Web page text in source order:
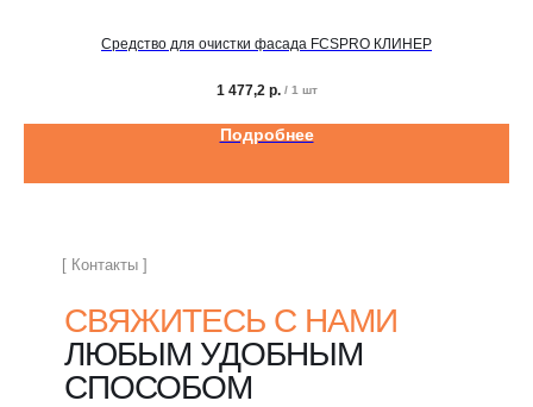
Средство для очистки фасада FCSPRO КЛИНЕР
1 477,2 р. / 1 шт
Подробнее
СВЯЖИТЕСЬ С НАМИ
ЛЮБЫМ УДОБНЫМ
СПОСОБОМ
[ Контакты ]